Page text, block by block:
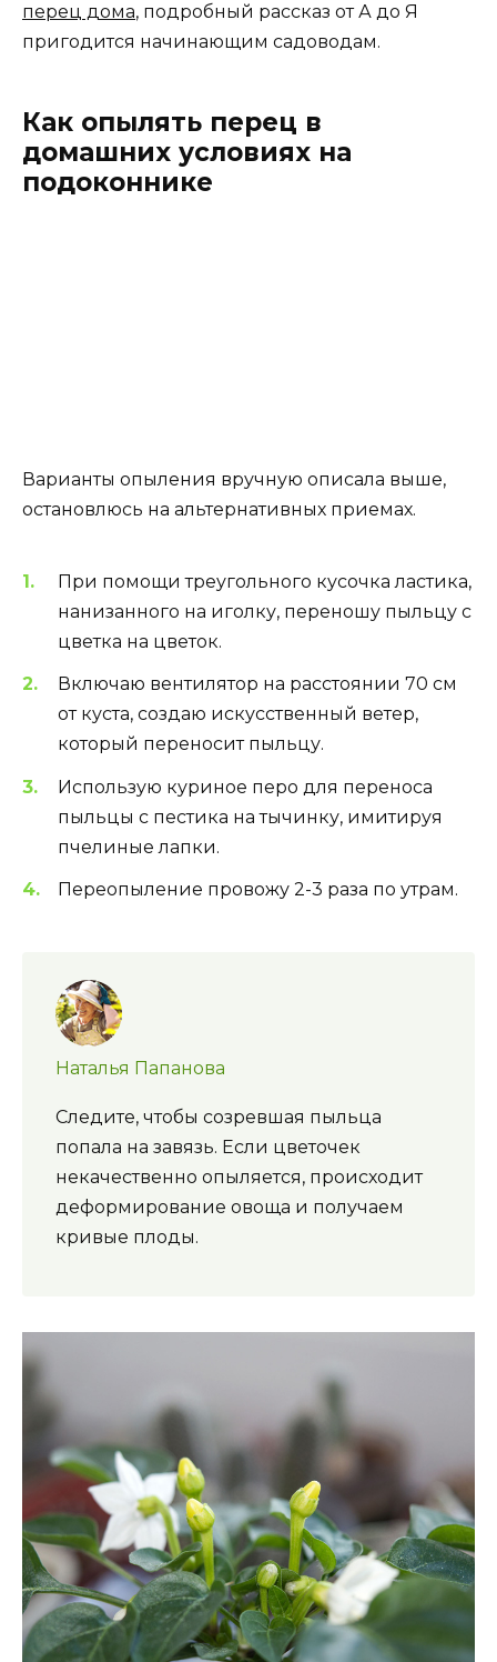
перец дома, подробный рассказ от А до Я
пригодится начинающим садоводам.
Как опылять перец в
домашних условиях на
подоконнике
Варианты опыления вручную описала выше,
остановлюсь на альтернативных приемах.
При помощи треугольного кусочка ластика,
нанизанного на иголку, переношу пыльцу с
цветка на цветок.
Включаю вентилятор на расстоянии 70 см
от куста, создаю искусственный ветер,
который переносит пыльцу.
Использую куриное перо для переноса
пыльцы с пестика на тычинку, имитируя
пчелиные лапки.
Переопыление провожу 2-3 раза по утрам.
Наталья Папанова
Следите, чтобы созревшая пыльца
попала на завязь. Если цветочек
некачественно опыляется, происходит
деформирование овоща и получаем
кривые плоды.